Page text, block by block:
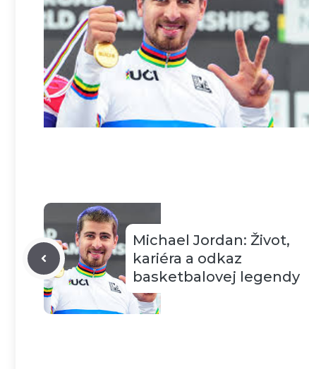
Michael Jordan: Život,
kariéra a odkaz
basketbalovej legendy